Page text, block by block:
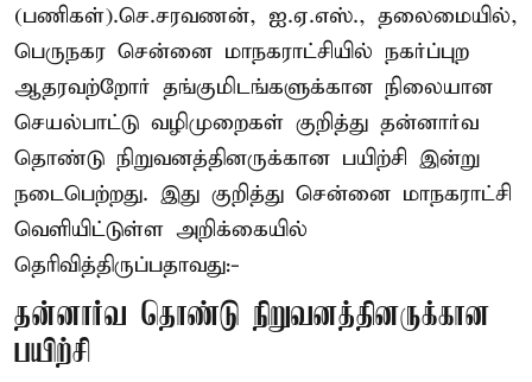
(பணிகள்).செ.சரவணன், ஐ.ஏ.எஸ்., தலைமையில்,
பெருநகர சென்னை மாநகராட்சியில் நகர்ப்புற
ஆதரவற்றோர் தங்குமிடங்களுக்கான நிலையான
செயல்பாட்டு வழிமுறைகள் குறித்து தன்னார்வ
தொண்டு நிறுவனத்தினருக்கான பயிற்சி இன்று
நடைபெற்றது. இது குறித்து சென்னை மாநகராட்சி
வெளியிட்டுள்ள அறிக்கையில்
தெரிவித்திருப்பதாவது:-
தன்னார்வ தொண்டு நிறுவனத்தினருக்கான
பயிற்சி